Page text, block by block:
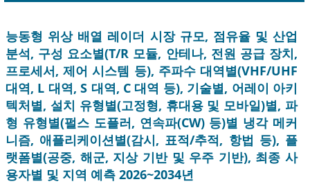
능동형 위상 배열 레이더 시장 규모, 점유율 및 산업
분석, 구성 요소별(T/R 모듈, 안테나, 전원 공급 장치,
프로세서, 제어 시스템 등), 주파수 대역별(VHF/UHF
대역, L 대역, S 대역, C 대역 등), 기술별, 어레이 아키
텍처별, 설치 유형별(고정형, 휴대용 및 모바일)별, 파
형 유형별(펄스 도플러, 연속파(CW) 등)별 냉각 메커
니즘, 애플리케이션별(감시, 표적/추적, 항법 등), 플
랫폼별(공중, 해군, 지상 기반 및 우주 기반), 최종 사
용자별 및 지역 예측 2026~2034년